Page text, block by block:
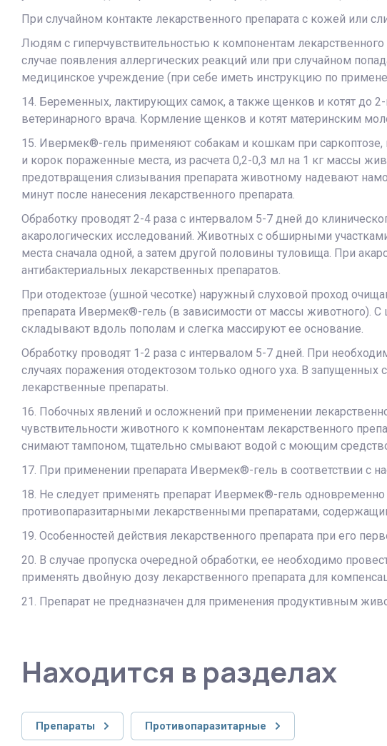
При случайном контакте лекарственного препарата с кожей или
Людям с гиперчувствительностью к компонентам
случае появления аллергических реакций или при случайном
медицинское учреждение (при себе иметь инструкцию по
14. Беременных, лактирующих самок, а также щенков и котят до
ветеринарного врача. Кормление щенков и котят материнским
15. Ивермек®-гель применяют собакам и кошкам при
и корок пораженные места, из расчета 0,2-0,3 мл на 1 кг массы
предотвращения слизывания препарата животному надевают
минут после нанесения лекарственного препарата.
Обработку проводят 2-4 раза с интервалом 5-7 дней до
акарологических исследований. Животных с обширными
места сначала одной, а затем другой половины туловища. При
антибактериальных лекарственных препаратов.
При отодектозе (ушной чесотке) наружный слуховой проход
препарата Ивермек®-гель (в зависимости от массы животного).
складывают вдоль пополам и слегка массируют ее основание.
Обработку проводят 1-2 раза с интервалом 5-7 дней. При
случаях поражения отодектозом только одного уха. В
лекарственные препараты.
16. Побочных явлений и осложнений при применении
чувствительности животного к компонентам лекарственного
снимают тампоном, тщательно смывают водой с моющим
17. При применении препарата Ивермек®-гель в соответствии с
18. Не следует применять препарат Ивермек®-гель
противопаразитарными лекарственными препаратами,
19. Особенностей действия лекарственного препарата при его
20. В случае пропуска очередной обработки, ее необходимо
применять двойную дозу лекарственного препарата для
21. Препарат не предназначен для применения продуктивным
Находится в разделах
Препараты Противопаразитарные